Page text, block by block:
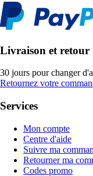
Livraison et retour
30 jours pour changer
Retournez votre
Services
Mon compte
Centre d'aide
Suivre ma
Retourner ma
Codes promo